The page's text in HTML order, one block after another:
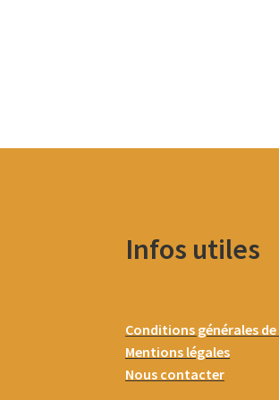
Infos utiles
Conditions générales
Mentions légales
Nous contacter